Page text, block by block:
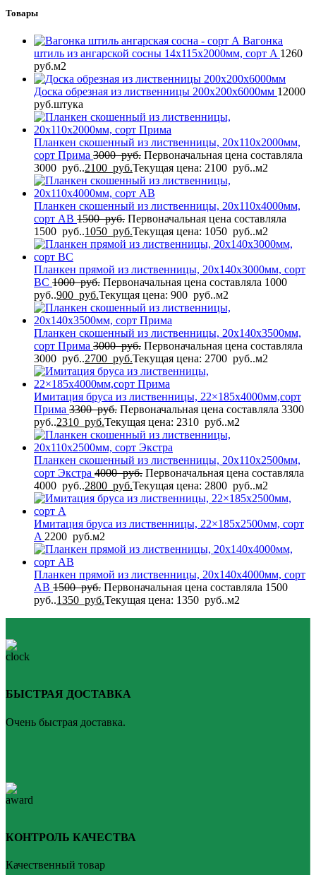
Товары
Вагонка
штиль из ангарской сосны 14x115x2000мм, сорт A 1260
руб.м2
Доска обрезная из лиственницы 200x200x6000мм 12000
руб.штука
Планкен скошенный из лиственницы, 20x110x2000мм,
сорт Прима 3000руб. Первоначальная цена составляла
3000 руб..2100 руб.Текущая цена: 2100 руб..м2
Планкен скошенный из лиственницы, 20x110x4000мм,
сорт AB 1500руб. Первоначальная цена составляла
1500 руб..1050 руб.Текущая цена: 1050 руб..м2
Планкен прямой из лиственницы, 20x140x3000мм, сорт
BС 1000руб. Первоначальная цена составляла 1000
руб..900 руб.Текущая цена: 900 руб..м2
Планкен скошенный из лиственницы, 20x140x3500мм,
сорт Прима 3000руб. Первоначальная цена составляла
3000 руб..2700 руб.Текущая цена: 2700 руб..м2
Имитация бруса из лиственницы, 22×185x4000мм,сорт
Прима 3300руб. Первоначальная цена составляла 3300
руб..2310 руб.Текущая цена: 2310 руб..м2
Планкен скошенный из лиственницы, 20x110x2500мм,
сорт Экстра 4000руб. Первоначальная цена составляла
4000 руб..2800 руб.Текущая цена: 2800 руб..м2
Имитация бруса из лиственницы, 22×185x2500мм, сорт
A 2200 руб.м2
Планкен прямой из лиственницы, 20x140x4000мм, сорт
AB 1500руб. Первоначальная цена составляла 1500
руб..1350 руб.Текущая цена: 1350 руб..м2
БЫСТРАЯ ДОСТАВКА
Очень быстрая доставка.
КОНТРОЛЬ КАЧЕСТВА
Качественный товар